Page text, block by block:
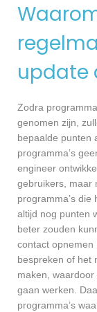
update
Zodra
genomen zijn,
bepaalde punten
programma’s
engineer
gebruikers, maar
programma’s
altijd nog punten
beter zouden
contact opnemen
bespreken of het
maken, waardoor
gaan werken.
programma’s